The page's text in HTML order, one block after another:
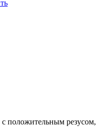
положительным резусом,